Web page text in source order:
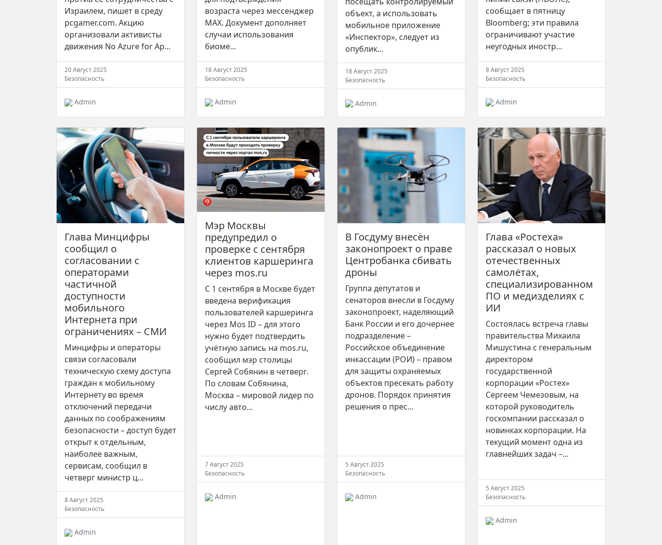
Израилем, пишет в среду
pcgamer.com. Акцию
организовали активисты
движения No Azure for Ap...
20 Август 2025
Безопасность
Admin
возраста через мессенджер
MAX. Документ дополняет
случаи использования
биоме...
18 Август 2025
Безопасность
Admin
объект, а использовать
мобильное приложение
«Инспектор», следует из
опублик...
18 Август 2025
Безопасность
Admin
сообщает в пятницу
Bloomberg; эти правила
ограничивают участие
неугодных иностр...
8 Август 2025
Безопасность
Admin
Глава Минцифры
сообщил о
согласовании с
операторами
частичной
доступности
мобильного
Интернета при
ограничениях – СМИ
Минцифры и операторы
связи согласовали
техническую схему доступа
граждан к мобильному
Интернету во время
отключений передачи
данных по соображениям
безопасности – доступ будет
открыт к отдельным,
наиболее важным,
сервисам, сообщил в
четверг министр ц...
8 Август 2025
Безопасность
Admin
Мэр Москвы
предупредил о
проверке с сентября
клиентов каршеринга
через mos.ru
С 1 сентября в Москве будет
введена верификация
пользователей каршеринга
через Mos ID – для этого
нужно будет подтвердить
учётную запись на mos.ru,
сообщил мэр столицы
Сергей Собянин в четверг.
По словам Собянина,
Москва – мировой лидер по
числу авто...
7 Август 2025
Безопасность
Admin
В Госдуму внесён
законопроект о праве
Центробанка сбивать
дроны
Группа депутатов и
сенаторов внесли в Госдуму
законопроект, наделяющий
Банк России и его дочернее
подразделение –
Российское объединение
инкассации (РОИ) – правом
для защиты охраняемых
объектов пресекать работу
дронов. Порядок принятия
решения о прес...
5 Август 2025
Безопасность
Admin
Глава «Ростеха»
рассказал о новых
отечественных
самолётах,
специализированном
ПО и медизделиях с
ИИ
Состоялась встреча главы
правительства Михаила
Мишустина с генеральным
директором
государственной
корпорации «Ростех»
Сергеем Чемезовым, на
которой руководитель
госкомпании рассказал о
новинках корпорации. На
текущий момент одна из
главнейших задач –...
5 Август 2025
Безопасность
Admin